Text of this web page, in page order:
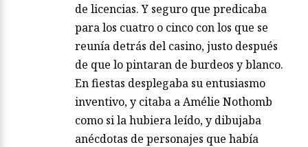
de licencias. Y seguro que predicaba
para los cuatro o cinco con los que se
reunía detrás del casino, justo después
de que lo pintaran de burdeos y blanco.
En fiestas desplegaba su entusiasmo
inventivo, y citaba a Amélie Nothomb
como si la hubiera leído, y dibujaba
anécdotas de personajes que había